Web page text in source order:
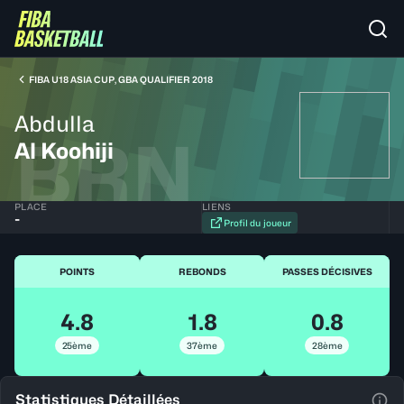
FIBA U18 ASIA CUP, GBA QUALIFIER 2018
Abdulla
Al Koohiji
BRN
PLACE
-
LIENS
Profil du joueur
POINTS
4.8
25ème
REBONDS
1.8
37ème
PASSES DÉCISIVES
0.8
28ème
Statistiques Détaillées